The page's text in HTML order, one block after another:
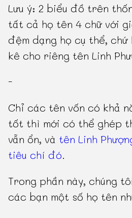
Lưu ý: 2 biểu đồ trên
tất cả họ tên 4 chữ với
đệm dạng họ cụ thể,
kê cho riêng tên Linh
-
Chỉ các tên vốn có khả
tốt thì mới có thể ghép
vẫn ổn, và tên Linh
tiêu chí đó.
Trong phần này, chúng
các bạn một số họ tên